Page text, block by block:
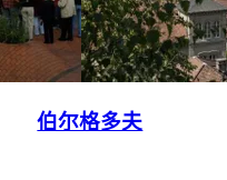
伯尔格多夫